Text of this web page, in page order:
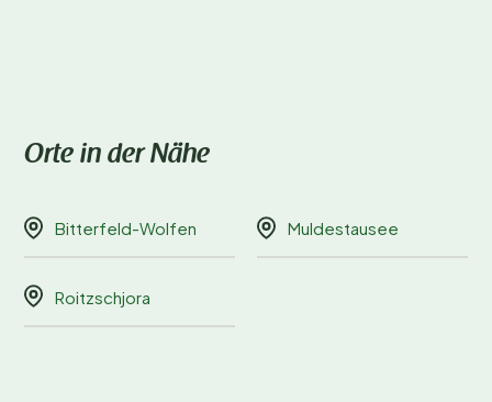
Orte in der Nähe
Bitterfeld-Wolfen Muldestausee
Roitzschjora